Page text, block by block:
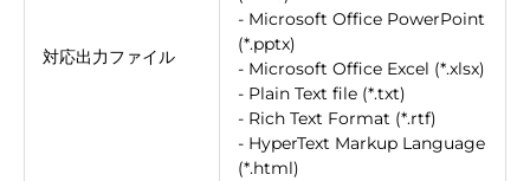
対応出力ファイル
- Microsoft Office PowerPoint
(*.pptx)
- Microsoft Office Excel (*.xlsx)
- Plain Text file (*.txt)
- Rich Text Format (*.rtf)
- HyperText Markup Language
(*.html)